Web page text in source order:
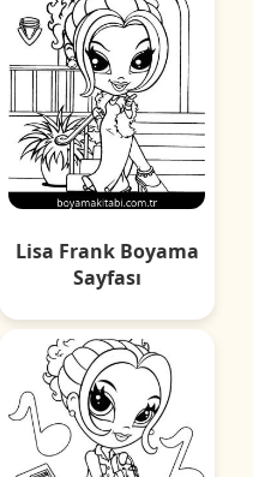
Lisa Frank Boyama
Sayfası